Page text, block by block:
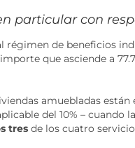
particular con
régimen de beneficios
que asciende a
amuebladas están
del 10% – cuando
tres de los cuatro